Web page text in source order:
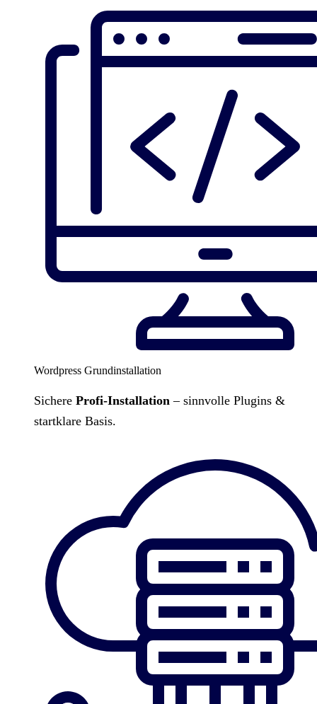
Wordpress Grundinstallation
Sichere Profi-Installation – sinnvolle Plugins &
startklare Basis.